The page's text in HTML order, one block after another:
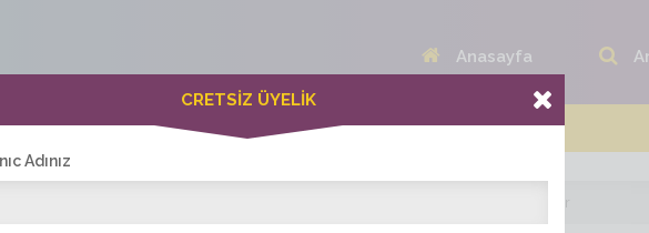
Anasayfa
Bayanlar(204) Online Erkekler(372)
CRETSİZ ÜYELİK
Adınız